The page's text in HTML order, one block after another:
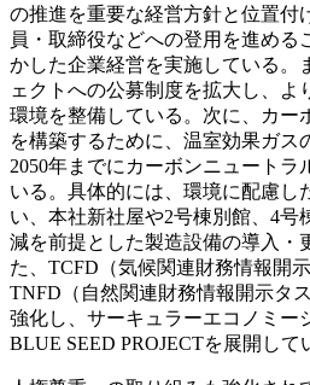
の推進を重要な経営方針と位置付
員・取締役などへの登用を進める
かした企業経営を実施している。
ェクトへの公募制度を拡大し、よ
環境を整備している。次に、カー
を構築するために、温室効果ガス
2050年までにカーボンニュートラ
いる。具体的には、環境に配慮し
い、本社新社屋や2号棟別館、4号
減を前提とした製造設備の導入・
た、TCFD（気候関連財務情報開
TNFD（自然関連財務情報開示タ
強化し、サーキュラーエコノミー
BLUE SEED PROJECTを展開して